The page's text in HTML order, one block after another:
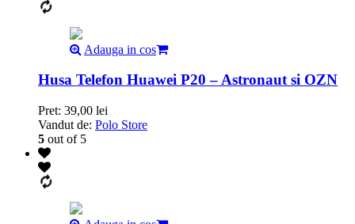
Adauga in cos
Husa Telefon Huawei P20 – Astronaut si OZN
Pret: 39,00 lei
Vandut de: Polo Store
5 out of 5